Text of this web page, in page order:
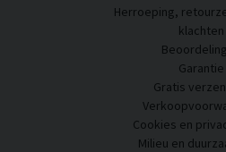
Herroeping,
klachten
Garantie
Gratis
Cookies en
Milieu en